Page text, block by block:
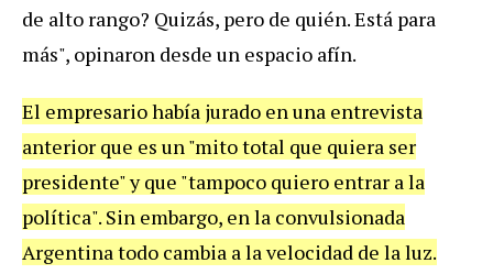
de alto rango? Quizás, pero de quién. Está para
más", opinaron desde un espacio afín.
El empresario había jurado en una entrevista
anterior que es un "mito total que quiera ser
presidente" y que "tampoco quiero entrar a la
política". Sin embargo, en la convulsionada
Argentina todo cambia a la velocidad de la luz.